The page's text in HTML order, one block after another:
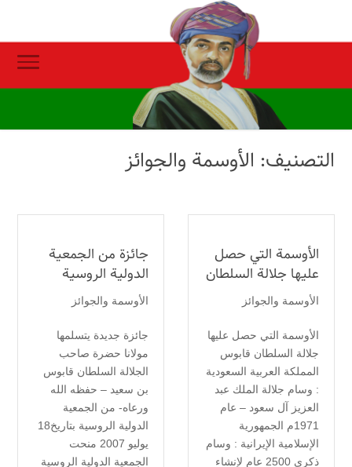
التصنيف: الأوسمة والجوائز
الأوسمة التي حصل
عليها جلالة السلطان
الأوسمة والجوائز
الأوسمة التي حصل عليها
جلالة السلطان قابوس
المملكة العربية السعودية
: وسام جلالة الملك عبد
العزيز آل سعود – عام
1971م الجمهورية
الإسلامية الإيرانية : وسام
ذكرى 2500 عام لإنشاء
جائزة من الجمعية
الدولية الروسية
الأوسمة والجوائز
جائزة جديدة يتسلمها
مولانا حضرة صاحب
الجلالة السلطان قابوس
بن سعيد – حفظه الله
ورعاه- من الجمعية
الدولية الروسية بتاريخ18
يوليو 2007 منحت
الجمعية الدولية الروسية